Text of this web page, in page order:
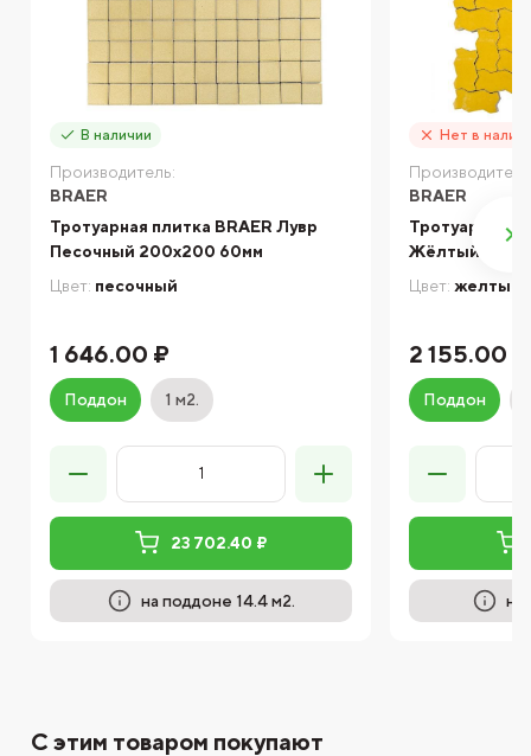
В наличии
Производитель:
BRAER
Тротуарная плитка BRAER Лувр
Песочный 200х200 60мм
Цвет: песочный
1 646.00 ₽
Поддон 1 м2.
23 702.40 ₽
на поддоне 14.4 м2.
Нет в
BRAER
Тротуарная
Жёлтый 80мм
Цвет: желтый
2 155.00 ₽
Поддон
на
С этим товаром покупают